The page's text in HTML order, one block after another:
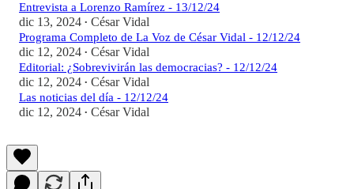
Entrevista a Lorenzo Ramírez - 13/12/24
dic 13, 2024 • César Vidal
Programa Completo de La Voz de César Vidal - 12/12/24
dic 12, 2024 • César Vidal
Editorial: ¿Sobrevivirán las democracias? - 12/12/24
dic 12, 2024 • César Vidal
Las noticias del día - 12/12/24
dic 12, 2024 • César Vidal